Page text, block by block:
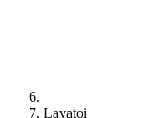
Lavatoi